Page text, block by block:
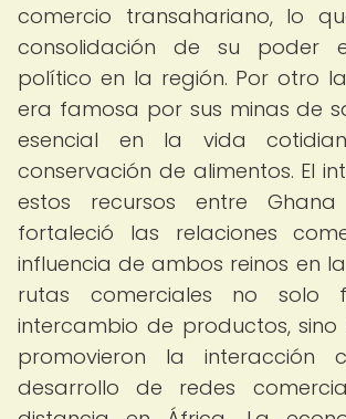
comercio transahariano, lo
consolidación de su poder
político en la región. Por otro
era famosa por sus minas de
esencial en la vida
conservación de alimentos. El
estos recursos entre
fortaleció las relaciones
influencia de ambos reinos en
rutas comerciales no solo
intercambio de productos,
promovieron la interacción
desarrollo de redes